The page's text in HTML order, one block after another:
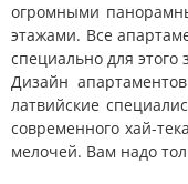
огромными
этажами. Все
специально для
Дизайн апартаментов
латвийские
современного хай-
мелочей. Вам надо